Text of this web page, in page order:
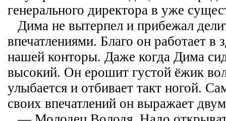
генерального директора в уже
Дима не вытерпел и прибежал
впечатлениями. Благо он работает в
нашей конторы. Даже когда Дима
высокий. Он ерошит густой ёжик
улыбается и отбивает такт ногой.
своих впечатлений он выражает